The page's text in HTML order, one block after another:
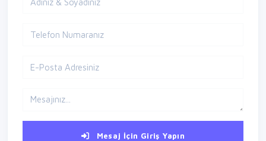
Mesaj İçin Giriş Yapın